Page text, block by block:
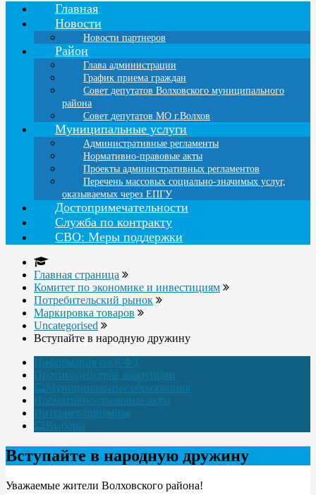
Главная
Новости
Новости партнеров
Район
Глава администрации
График приема граждан
Совет депутатов Волховского муниципального
района
Совет депутатов МО г.Волхов
Муниципальные услуги
Административные регламенты
Нормативно-правовые акты
Проекты административных регламентов
Перечень массовых социально-значимых услуг,
оказываемых через ЕПГУ
Достопримечательности
Служба по контракту
СВО: Меры поддержки
Главная страница
Комитет по экономике и инвестициям
Потребительский рынок
Маркировка товаров
Uncategorised
Вступайте в народную дружину
Информация по 8-ФЗ
Противодействие коррупции
Муниципальные образования
Нормативно-правовые акты
Интернет-приёмная
Выборы
Вступайте в народную дружину
Уважаемые жители Волховского района!